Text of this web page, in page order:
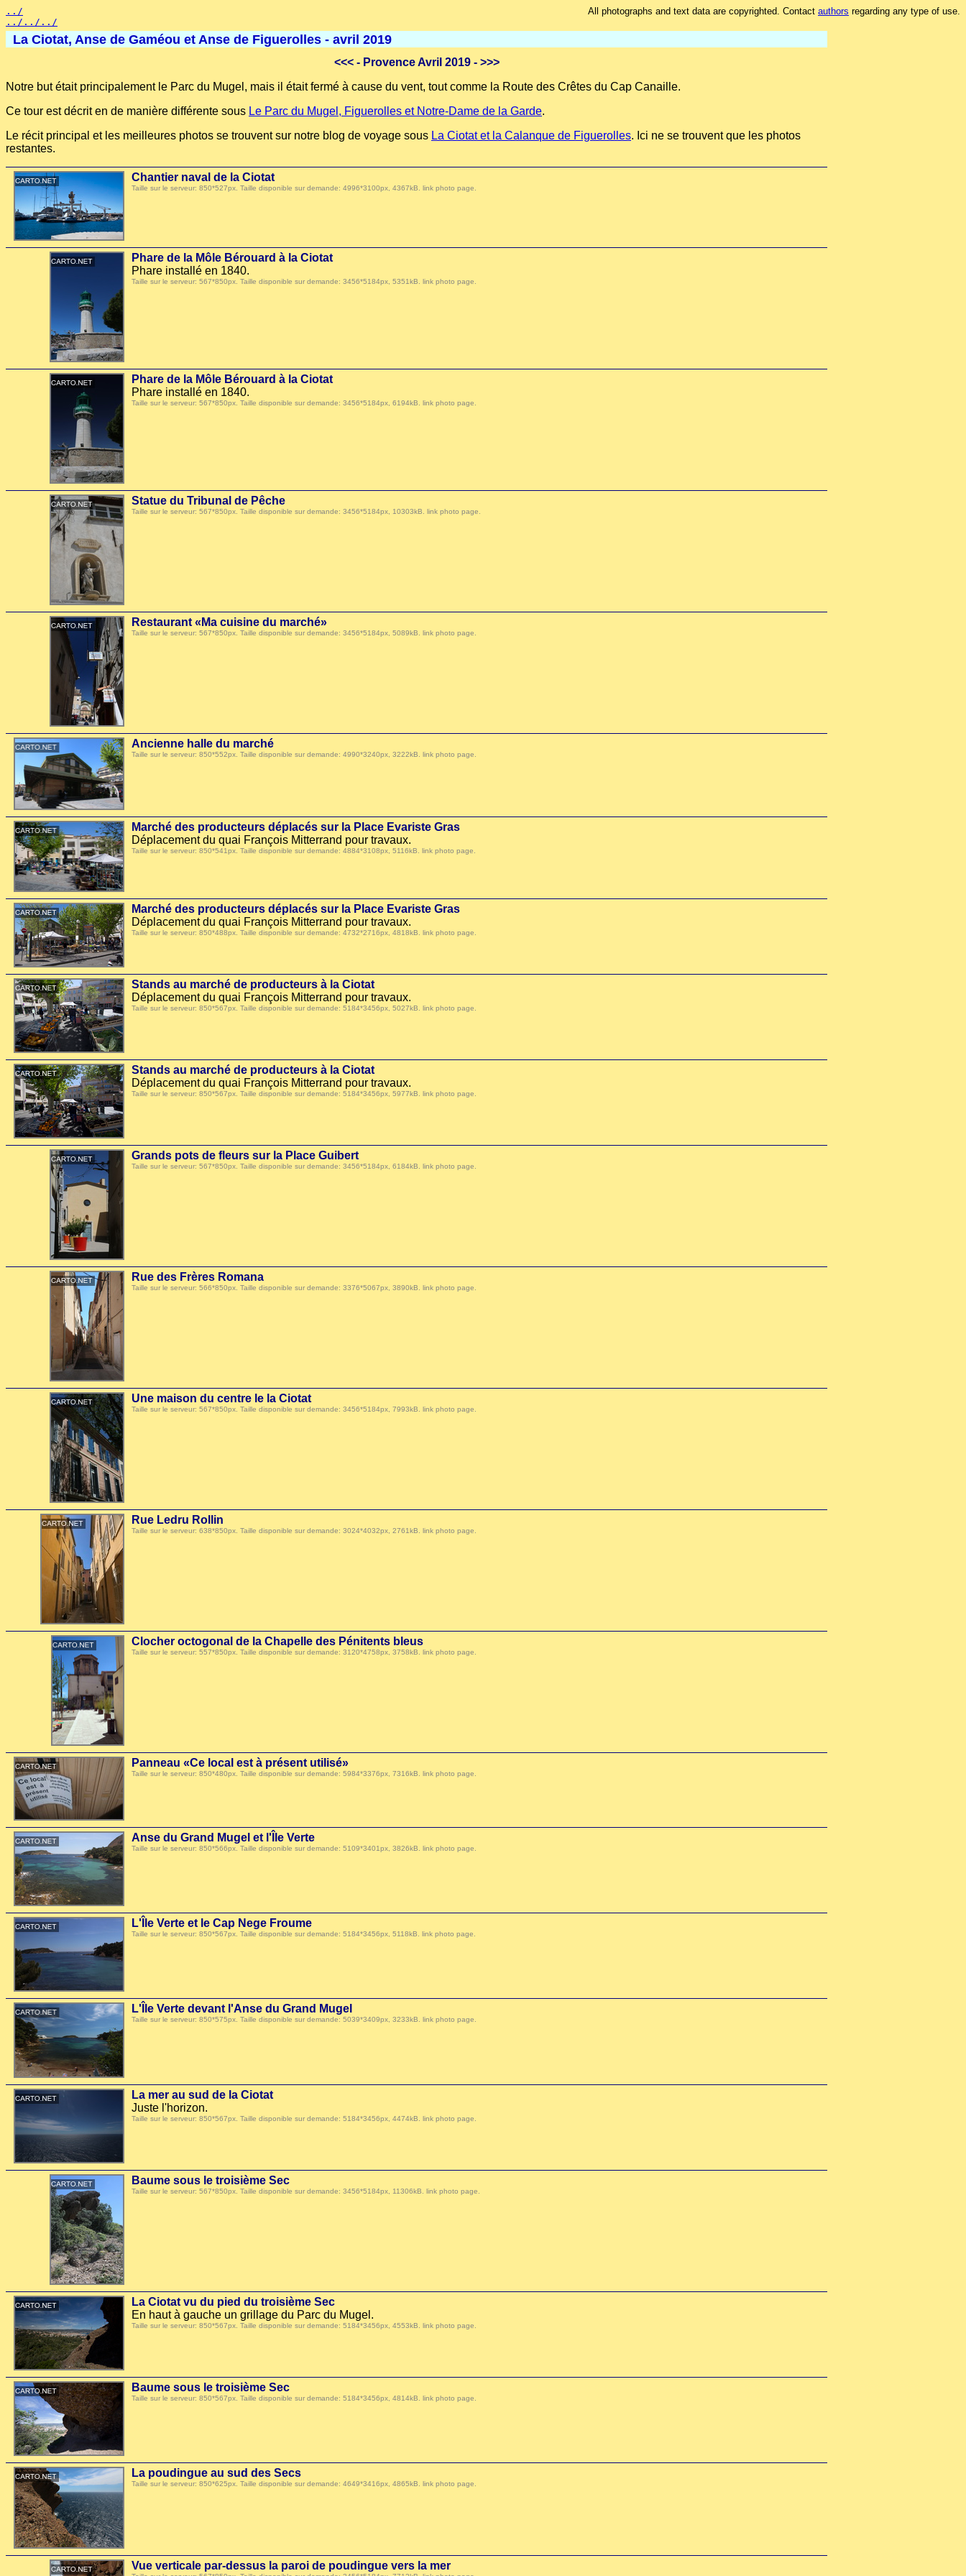
../
../../../
All photographs and text data are copyrighted. Contact authors regarding any type of use.
La Ciotat, Anse de Gaméou et Anse de Figuerolles - avril 2019
<<<- Provence Avril 2019 - >>>
Notre but était principalement le Parc du Mugel, mais il était fermé à cause du vent, tout comme la Route des Crêtes du Cap Canaille.
Ce tour est décrit en de manière différente sous Le Parc du Mugel, Figuerolles et Notre-Dame de la Garde.
Le récit principal et les meilleures photos se trouvent sur notre blog de voyage sous La Ciotat et la Calanque de Figuerolles. Ici ne se trouvent que les photos
restantes.
Chantier naval de la Ciotat
Taille sur le serveur: 850*527px. Taille disponible sur demande: 4996*3100px, 4367kB. link photo page
Phare de la Môle Bérouard à la Ciotat
Phare installé en 1840.
Taille sur le serveur: 567*850px. Taille disponible sur demande: 3456*5184px, 5351kB. link photo page
Phare de la Môle Bérouard à la Ciotat
Phare installé en 1840.
Taille sur le serveur: 567*850px. Taille disponible sur demande: 3456*5184px, 6194kB. link photo page
Statue du Tribunal de Pêche
Taille sur le serveur: 567*850px. Taille disponible sur demande: 3456*5184px, 10303kB. link photo page
Restaurant «Ma cuisine du marché»
Taille sur le serveur: 567*850px. Taille disponible sur demande: 3456*5184px, 5089kB. link photo page
Ancienne halle du marché
Taille sur le serveur: 850*552px. Taille disponible sur demande: 4990*3240px, 3222kB. link photo page
Marché des producteurs déplacés sur la Place Evariste Gras
Déplacement du quai François Mitterrand pour travaux.
Taille sur le serveur: 850*541px. Taille disponible sur demande: 4884*3108px, 5116kB. link photo page
Marché des producteurs déplacés sur la Place Evariste Gras
Déplacement du quai François Mitterrand pour travaux.
Taille sur le serveur: 850*488px. Taille disponible sur demande: 4732*2716px, 4818kB. link photo page
Stands au marché de producteurs à la Ciotat
Déplacement du quai François Mitterrand pour travaux.
Taille sur le serveur: 850*567px. Taille disponible sur demande: 5184*3456px, 5027kB. link photo page
Stands au marché de producteurs à la Ciotat
Déplacement du quai François Mitterrand pour travaux.
Taille sur le serveur: 850*567px. Taille disponible sur demande: 5184*3456px, 5977kB. link photo page
Grands pots de fleurs sur la Place Guibert
Taille sur le serveur: 567*850px. Taille disponible sur demande: 3456*5184px, 6184kB. link photo page
Rue des Frères Romana
Taille sur le serveur: 566*850px. Taille disponible sur demande: 3376*5067px, 3890kB. link photo page
Une maison du centre le la Ciotat
Taille sur le serveur: 567*850px. Taille disponible sur demande: 3456*5184px, 7993kB. link photo page
Rue Ledru Rollin
Taille sur le serveur: 638*850px. Taille disponible sur demande: 3024*4032px, 2761kB. link photo page
Clocher octogonal de la Chapelle des Pénitents bleus
Taille sur le serveur: 557*850px. Taille disponible sur demande: 3120*4758px, 3758kB. link photo page
Panneau «Ce local est à présent utilisé»
Taille sur le serveur: 850*480px. Taille disponible sur demande: 5984*3376px, 7316kB. link photo page
Anse du Grand Mugel et l'Île Verte
Taille sur le serveur: 850*566px. Taille disponible sur demande: 5109*3401px, 3826kB. link photo page
L'Île Verte et le Cap Nege Froume
Taille sur le serveur: 850*567px. Taille disponible sur demande: 5184*3456px, 5118kB. link photo page
L'Île Verte devant l'Anse du Grand Mugel
Taille sur le serveur: 850*575px. Taille disponible sur demande: 5039*3409px, 3233kB. link photo page
La mer au sud de la Ciotat
Juste l'horizon.
Taille sur le serveur: 850*567px. Taille disponible sur demande: 5184*3456px, 4474kB. link photo page
Baume sous le troisième Sec
Taille sur le serveur: 567*850px. Taille disponible sur demande: 3456*5184px, 11306kB. link photo page
La Ciotat vu du pied du troisième Sec
En haut à gauche un grillage du Parc du Mugel.
Taille sur le serveur: 850*567px. Taille disponible sur demande: 5184*3456px, 4553kB. link photo page
Baume sous le troisième Sec
Taille sur le serveur: 850*567px. Taille disponible sur demande: 5184*3456px, 4814kB. link photo page
La poudingue au sud des Secs
Taille sur le serveur: 850*625px. Taille disponible sur demande: 4649*3416px, 4865kB. link photo page
Vue verticale par-dessus la paroi de poudingue vers la mer